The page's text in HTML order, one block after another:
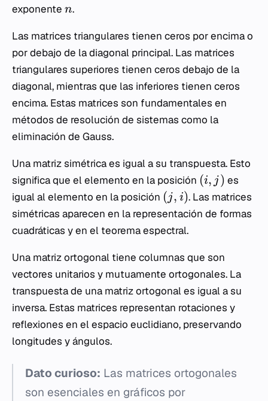
exponente n.
Las matrices triangulares tienen ceros por encima o
por debajo de la diagonal principal. Las matrices
triangulares superiores tienen ceros debajo de la
diagonal, mientras que las inferiores tienen ceros
encima. Estas matrices son fundamentales en
métodos de resolución de sistemas como la
eliminación de Gauss.
Una matriz simétrica es igual a su transpuesta. Esto
significa que el elemento en la posición (i, j ) es
igual al elemento en la posición (j, i). Las matrices
simétricas aparecen en la representación de formas
cuadráticas y en el teorema espectral.
Una matriz ortogonal tiene columnas que son
vectores unitarios y mutuamente ortogonales. La
transpuesta de una matriz ortogonal es igual a su
inversa. Estas matrices representan rotaciones y
reflexiones en el espacio euclidiano, preservando
longitudes y ángulos.
Dato curioso: Las matrices ortogonales
son esenciales en gráficos por